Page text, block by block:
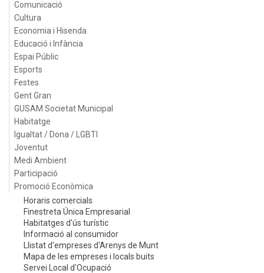
Comunicació
Cultura
Economia i Hisenda
Educació i Infància
Espai Públic
Esports
Festes
Gent Gran
GUSAM Societat Municipal
Habitatge
Igualtat / Dona / LGBTI
Joventut
Medi Ambient
Participació
Promoció Econòmica
Horaris comercials
Finestreta Única Empresarial
Habitatges d'ús turístic
Informació al consumidor
Llistat d'empreses d'Arenys de Munt
Mapa de les empreses i locals buits
Servei Local d'Ocupació